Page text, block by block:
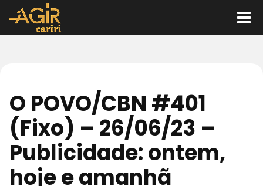
O POVO/CBN #401
(Fixo) – 26/06/23 –
Publicidade: ontem,
hoje e amanhã